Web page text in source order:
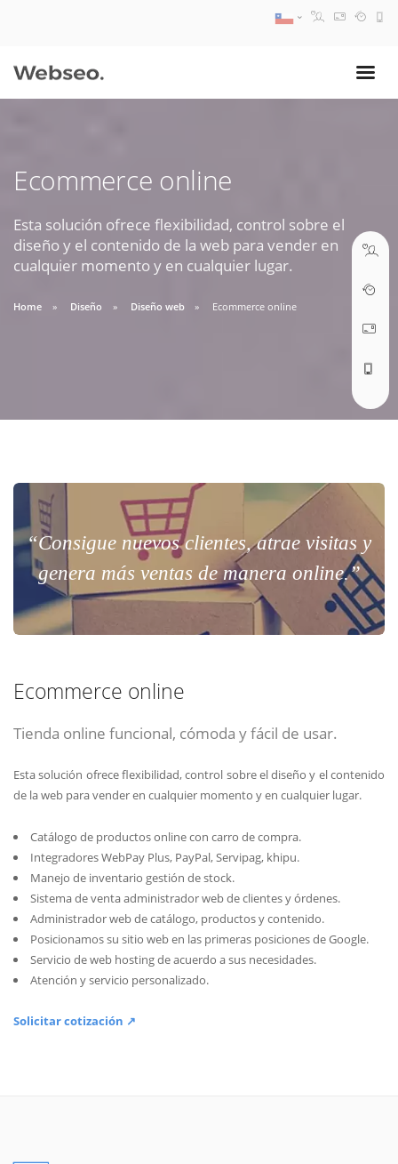
Ecommerce online
Esta solución ofrece flexibilidad, control sobre el
diseño y el contenido de la web para vender en
cualquier momento y en cualquier lugar.
Home Diseño Diseño web Ecommerce online
“Consigue nuevos clientes, atrae visitas y
genera más ventas de manera online.”
Ecommerce online
Tienda online funcional, cómoda y fácil de usar.
Esta solución ofrece flexibilidad, control sobre el diseño y el contenido
de la web para vender en cualquier momento y en cualquier lugar.
Catálogo de productos online con carro de compra.
Integradores WebPay Plus, PayPal, Servipag, khipu.
Manejo de inventario gestión de stock.
Sistema de venta administrador web de clientes y órdenes.
Administrador web de catálogo, productos y contenido.
Posicionamos su sitio web en las primeras posiciones de Google.
Servicio de web hosting de acuerdo a sus necesidades.
Atención y servicio personalizado.
Solicitar cotización ↗
09:30 AM A 18:30 PM
soporte@webseo.cl
ABRIR TICKET